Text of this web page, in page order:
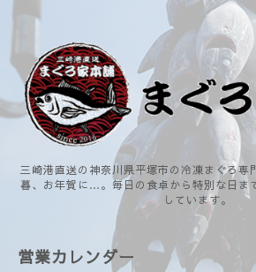
三崎港直送の神奈川県平塚市の冷凍まぐろ専
暮、お年賀に…。毎日の食卓から特別な日ま
しています。
営業カレンダー